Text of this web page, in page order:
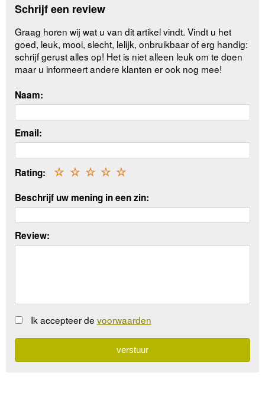
Schrijf een review
Graag horen wij wat u van dit artikel vindt. Vindt u het
goed, leuk, mooi, slecht, lelijk, onbruikbaar of erg handig:
schrijf gerust alles op! Het is niet alleen leuk om te doen
maar u informeert andere klanten er ook nog mee!
Naam:
Email:
Rating: ☆
☆
☆
☆
☆
Beschrijf uw mening in een zin:
Review:
Ik accepteer de voorwaarden